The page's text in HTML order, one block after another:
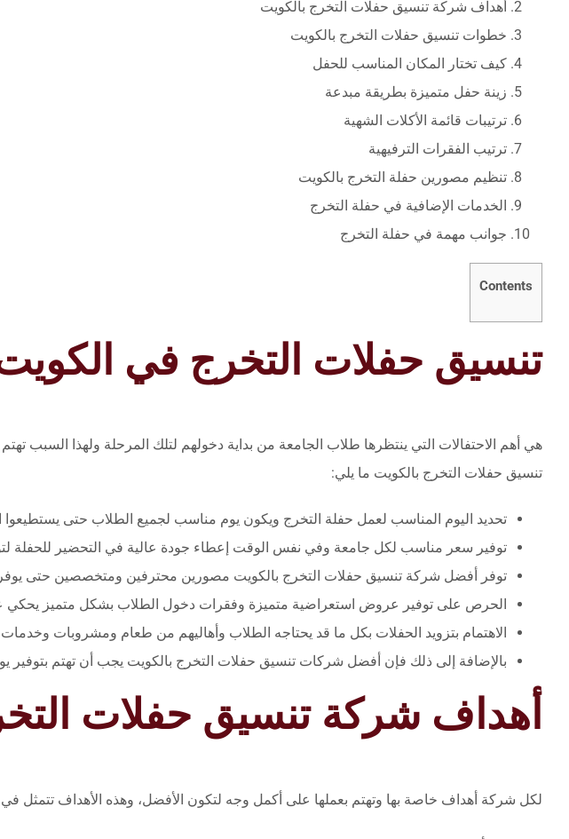
أهداف شركة تنسيق حفلات التخرج بالكويت
خطوات تنسيق حفلات التخرج بالكويت
كيف تختار المكان المناسب للحفل
زينة حفل متميزة بطريقة مبدعة
ترتيبات قائمة الأكلات الشهية
ترتيب الفقرات الترفيهية
تنظيم مصورين حفلة التخرج بالكويت
الخدمات الإضافية في حفلة التخرج
جوانب مهمة في حفلة التخرج
Contents
تنسيق حفلات التخرج في
هي أهم الاحتفالات التي ينتظرها طلاب الجامعة من بداية دخولهم لتلك المرحلة ولهذا
تنسيق حفلات التخرج بالكويت ما يلي:
تحديد اليوم المناسب لعمل حفلة التخرج ويكون يوم مناسب لجميع الطلاب حتى يستطيعوا
توفير سعر مناسب لكل جامعة وفي نفس الوقت إعطاء جودة عالية في التحضير للحفلة
توفر أفضل شركة تنسيق حفلات التخرج بالكويت مصورين محترفين ومتخصصين حتى
الحرص على توفير عروض استعراضية متميزة وفقرات دخول الطلاب بشكل متميز يحكي
الاهتمام بتزويد الحفلات بكل ما قد يحتاجه الطلاب وأهاليهم من طعام ومشروبات
بالإضافة إلى ذلك فإن أفضل شركات تنسيق حفلات التخرج بالكويت يجب أن تهتم
أهداف شركة تنسيق حفلات
لكل شركة أهداف خاصة بها وتهتم بعملها على أكمل وجه لتكون الأفضل، وهذه الأهداف تتمثل